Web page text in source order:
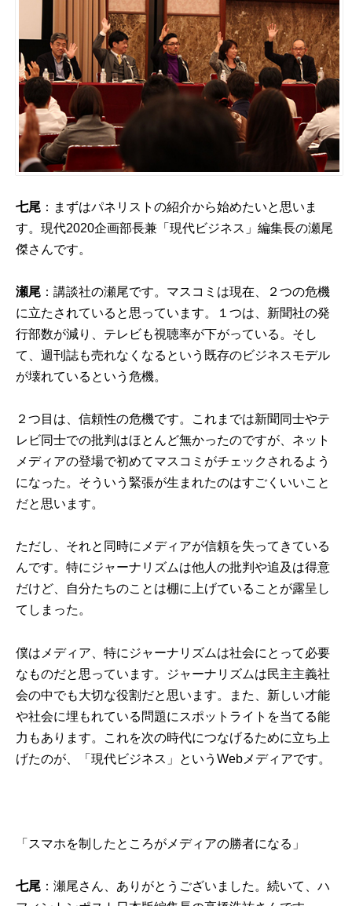
七尾 ：まずはパネリストの紹介から始めたいと思いま
す。現代2020企画部長兼「現代ビジネス」編集長の瀬尾
傑さんです。
瀬尾 ：講談社の瀬尾です。マスコミは現在、２つの危機
に立たされていると思っています。１つは、新聞社の発
行部数が減り、テレビも視聴率が下がっている。そし
て、週刊誌も売れなくなるという既存のビジネスモデル
が壊れているという危機。
２つ目は、信頼性の危機です。これまでは新聞同士やテ
レビ同士での批判はほとんど無かったのですが、ネット
メディアの登場で初めてマスコミがチェックされるよう
になった。そういう緊張が生まれたのはすごくいいこと
だと思います。
ただし、それと同時にメディアが信頼を失ってきている
んです。特にジャーナリズムは他人の批判や追及は得意
だけど、自分たちのことは棚に上げていることが露呈し
てしまった。
僕はメディア、特にジャーナリズムは社会にとって必要
なものだと思っています。ジャーナリズムは民主主義社
会の中でも大切な役割だと思います。また、新しい才能
や社会に埋もれている問題にスポットライトを当てる能
力もあります。これを次の時代につなげるために立ち上
げたのが、「現代ビジネス」というWebメディアです。
「スマホを制したところがメディアの勝者になる」
七尾 ：瀬尾さん、ありがとうございました。続いて、ハ